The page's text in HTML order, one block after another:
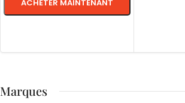
ACHETER MAINTENANT
Marques